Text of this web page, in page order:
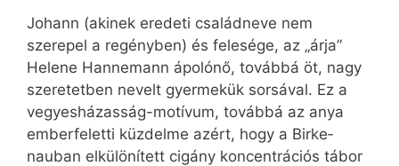
Johann (akinek eredeti családneve nem
szerepel a regényben) és felesége, az „árja”
Helene Han­ne­­mann ápolónő, továbbá öt, nagy
szeretetben nevelt gyermekük sorsával. Ez a
vegyesházasság-motívum, továbbá az anya
emberfeletti küzdelme azért, hogy a Birke­
nauban elkülönített cigány koncentrációs tábor